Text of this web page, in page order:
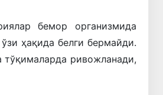
бемор организмида
ҳақида белги бермайди.
тўқималарда ривожланади,